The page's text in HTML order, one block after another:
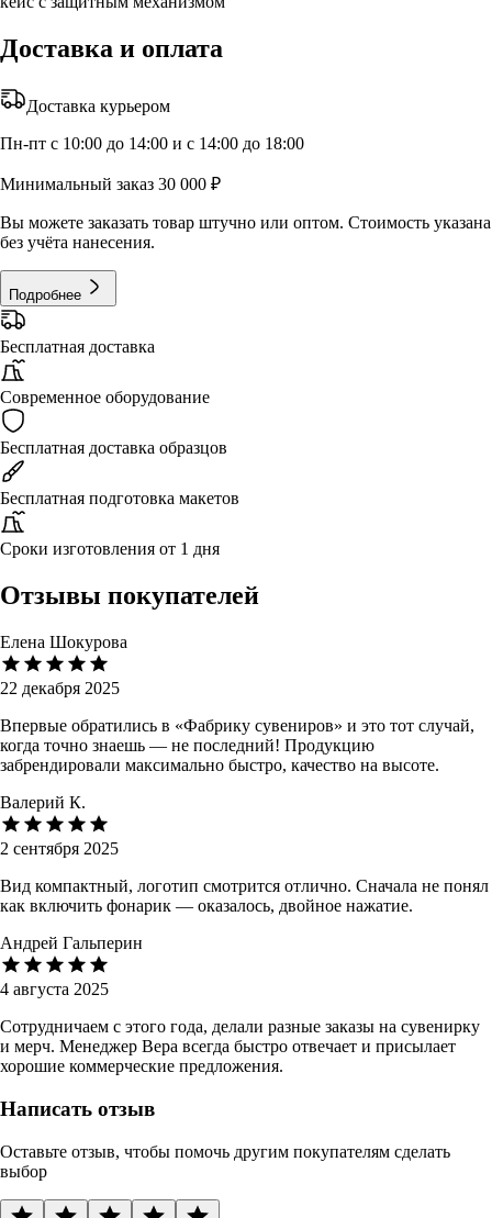
Доставка и оплата
Доставка курьером
Пн-пт с 10:00 до 14:00 и с 14:00 до 18:00
Минимальный заказ 30 000 ₽
Вы можете заказать товар штучно или оптом. Стоимость указана
без учёта нанесения.
Подробнее
Бесплатная доставка
Современное оборудование
Бесплатная доставка образцов
Бесплатная подготовка макетов
Сроки изготовления от 1 дня
Отзывы покупателей
Елена Шокурова
22 декабря 2025
Впервые обратились в «Фабрику сувениров» и это тот случай,
когда точно знаешь — не последний! Продукцию
забрендировали максимально быстро, качество на высоте.
Валерий К.
2 сентября 2025
Вид компактный, логотип смотрится отлично. Сначала не понял
как включить фонарик — оказалось, двойное нажатие.
Андрей Гальперин
4 августа 2025
Сотрудничаем с этого года, делали разные заказы на сувенирку
и мерч. Менеджер Вера всегда быстро отвечает и присылает
хорошие коммерческие предложения.
Написать отзыв
Оставьте отзыв, чтобы помочь другим покупателям сделать
выбор